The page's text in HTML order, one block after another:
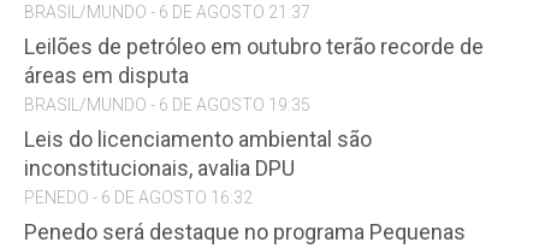
BRASIL/MUNDO - 6 DE AGOSTO 21:37
Leilões de petróleo em outubro terão recorde de
áreas em disputa
BRASIL/MUNDO - 6 DE AGOSTO 19:35
Leis do licenciamento ambiental são
inconstitucionais, avalia DPU
PENEDO - 6 DE AGOSTO 16:32
Penedo será destaque no programa Pequenas